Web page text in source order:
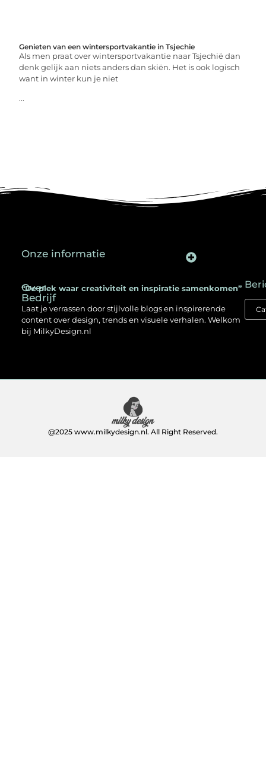
Genieten van een wintersportvakantie in Tsjechie
Als men praat over wintersportvakantie naar Tsjechië dan
denk gelijk aan niets anders dan skiën. Het is ook logisch
want in winter kun je niet
...
Over
Bedrijf
“De plek waar creativiteit en inspiratie samenkomen”
Laat je verrassen door stijlvolle blogs en inspirerende
content over design, trends en visuele verhalen. Welkom
bij MilkyDesign.nl
Onze informatie
@2025 www.milkydesign.nl. All Right Reserved.